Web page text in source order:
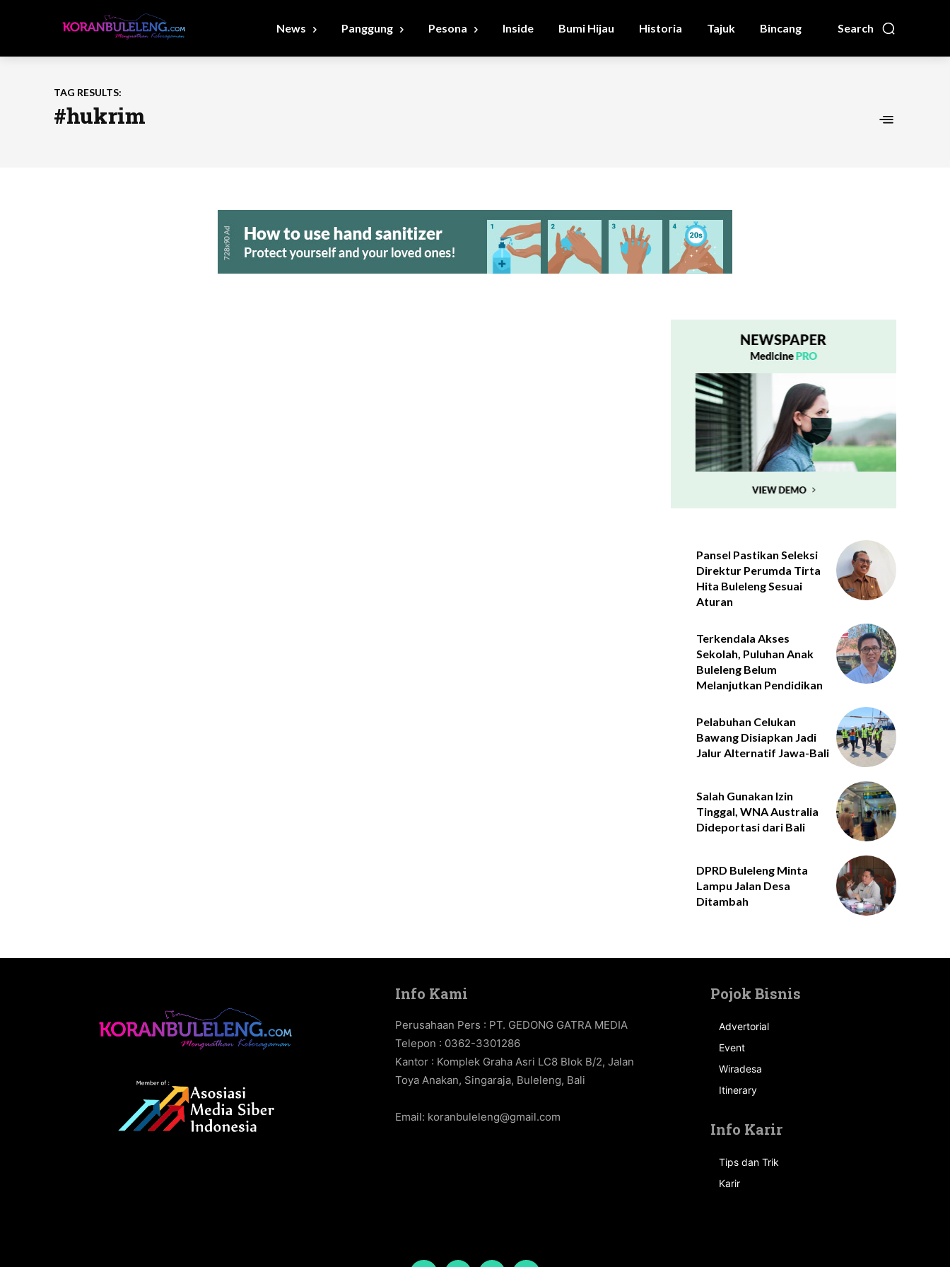
Search
News Panggung Pesona Inside Bumi Hijau Historia Tajuk Bincang
TAG RESULTS:
#hukrim
Pansel Pastikan Seleksi
Direktur Perumda Tirta
Hita Buleleng Sesuai
Aturan
Terkendala Akses
Sekolah, Puluhan Anak
Buleleng Belum
Melanjutkan Pendidikan
Pelabuhan Celukan
Bawang Disiapkan Jadi
Jalur Alternatif Jawa-Bali
Salah Gunakan Izin
Tinggal, WNA Australia
Dideportasi dari Bali
DPRD Buleleng Minta
Lampu Jalan Desa
Ditambah
Info Kami
Perusahaan Pers : PT. GEDONG GATRA MEDIA
Telepon : 0362-3301286
Kantor : Komplek Graha Asri LC8 Blok B/2, Jalan
Toya Anakan, Singaraja, Buleleng, Bali
Email: koranbuleleng@gmail.com
Pojok Bisnis
Advertorial
Event
Wiradesa
Itinerary
Info Karir
Tips dan Trik
Karir